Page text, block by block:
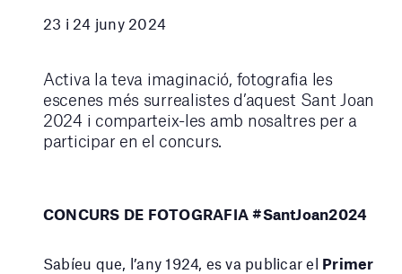
23 i 24 juny 2024
Activa la teva imaginació, fotografia les
escenes més surrealistes d’aquest Sant Joan
2024 i comparteix-les amb nosaltres per a
participar en el concurs.
CONCURS DE FOTOGRAFIA #SantJoan2024
Sabíeu que, l’any 1924, es va publicar el Primer